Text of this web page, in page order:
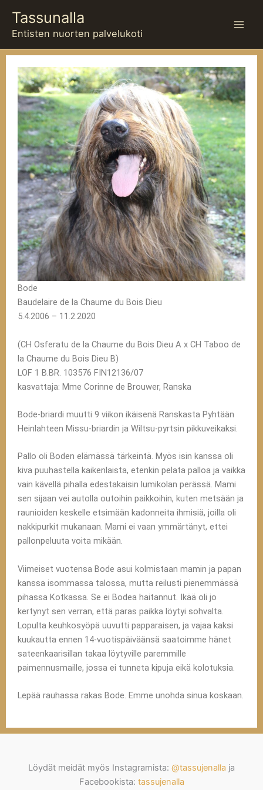
sisältöön
Tassunalla
Entisten nuorten palvelukoti
Bode
Baudelaire de la Chaume du Bois Dieu
5.4.2006 – 11.2.2020
(CH Osferatu de la Chaume du Bois Dieu A x CH Taboo de
la Chaume du Bois Dieu B)
LOF 1 B.BR. 103576 FIN12136/07
kasvattaja: Mme Corinne de Brouwer, Ranska
Bode-briardi muutti 9 viikon ikäisenä Ranskasta Pyhtään
Heinlahteen Missu-briardin ja Wiltsu-pyrtsin pikkuveikaksi.
Pallo oli Boden elämässä tärkeintä. Myös isin kanssa oli
kiva puuhastella kaikenlaista, etenkin pelata palloa ja vaikka
vain kävellä pihalla edestakaisin lumikolan perässä. Mami
sen sijaan vei autolla outoihin paikkoihin, kuten metsään ja
raunioiden keskelle etsimään kadonneita ihmisiä, joilla oli
nakkipurkit mukanaan. Mami ei vaan ymmärtänyt, ettei
pallonpeluuta voita mikään.
Viimeiset vuotensa Bode asui kolmistaan mamin ja papan
kanssa isommassa talossa, mutta reilusti pienemmässä
pihassa Kotkassa. Se ei Bodea haitannut. Ikää oli jo
kertynyt sen verran, että paras paikka löytyi sohvalta.
Lopulta keuhkosyöpä uuvutti papparaisen, ja vajaa kaksi
kuukautta ennen 14-vuotispäiväänsä saatoimme hänet
sateenkaarisillan takaa löytyville paremmille
paimennusmaille, jossa ei tunneta kipuja eikä kolotuksia.
Lepää rauhassa rakas Bode. Emme unohda sinua koskaan.
Löydät meidät myös Instagramista: @tassujenalla ja
Facebookista: tassujenalla